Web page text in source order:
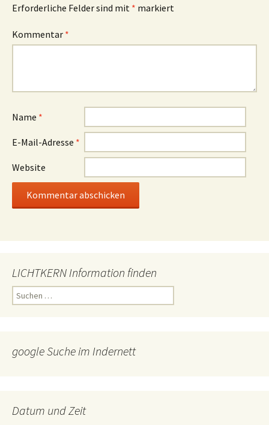
Erforderliche Felder sind mit * markiert
Kommentar *
Name *
E-Mail-Adresse *
Website
LICHTKERN Information finden
Suchen
nach:
google Suche im Indernett
Datum und Zeit